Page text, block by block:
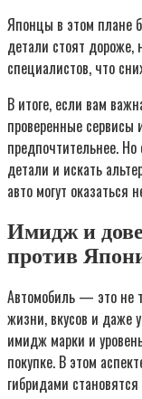
Японцы в этом плане
детали стоят дороже,
специалистов, что
В итоге, если вам
проверенные
предпочтительнее.
детали и искать
авто могут
Имидж и
против
Автомобиль — это не
жизни, вкусов и даже
имидж марки и
покупке. В этом
гибридами